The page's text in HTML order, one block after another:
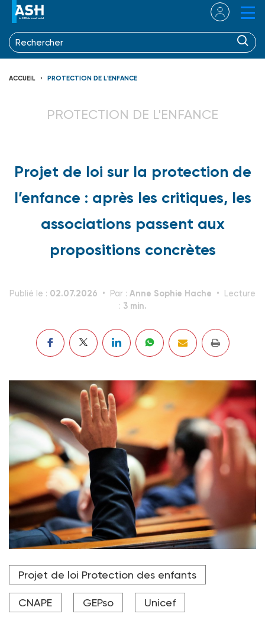
ACCUEIL PROTECTION DE L'ENFANCE
PROTECTION DE L'ENFANCE
Projet de loi sur la protection de
l’enfance : après les critiques, les
associations passent aux
propositions concrètes
Publié le : 02.07.2026 Par : Anne Sophie Hache
Lecture
: 3 min.
Présenté en conseil des ministres en mai, le projet de
loi de protection de l'enfance devrait être examiné
Crédit photo AFP
Projet de loi Protection des enfants
CNAPE GEPso Unicef